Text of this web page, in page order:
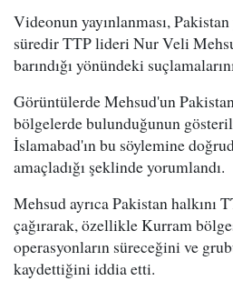
Videonun yayınlanması,
süredir TTP lideri Nur Veli
barındığı yönündeki
Görüntülerde Mehsud'un
bölgelerde bulunduğunun
İslamabad'ın bu söylemine
amaçladığı şeklinde yorumlandı.
Mehsud ayrıca Pakistan halkını
çağırarak, özellikle Kurram
operasyonların süreceğini ve
kaydettiğini iddia etti.